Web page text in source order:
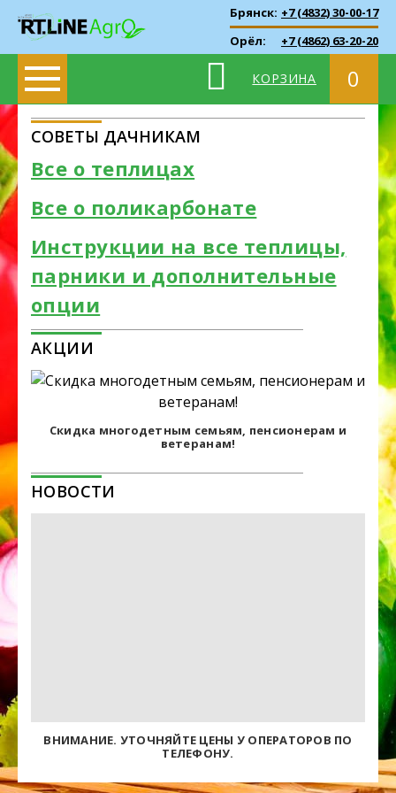
Брянск: +7 (4832) 30-00-17
Орёл:
+7 (4862) 63-20-20
КОРЗИНА 0
АКЦИИ
Скидка многодетным семьям, пенсионерам и
ветеранам!
НОВОСТИ
ВНИМАНИЕ. УТОЧНЯЙТЕ ЦЕНЫ У ОПЕРАТОРОВ ПО
ТЕЛЕФОНУ.
СОВЕТЫ ДАЧНИКАМ
Все о теплицах
Все о поликарбонате
Инструкции на все теплицы,
парники и дополнительные
опции